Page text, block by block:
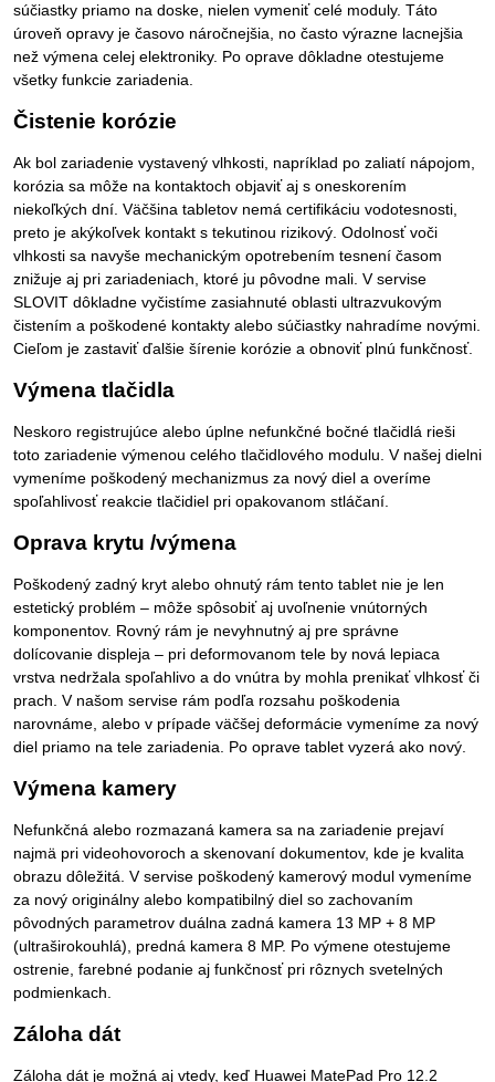
súčiastky priamo na doske, nielen vymeniť celé moduly. Táto
úroveň opravy je časovo náročnejšia, no často výrazne lacnejšia
než výmena celej elektroniky. Po oprave dôkladne otestujeme
všetky funkcie zariadenia.
Čistenie korózie
Ak bol zariadenie vystavený vlhkosti, napríklad po zaliatí nápojom,
korózia sa môže na kontaktoch objaviť aj s oneskorením
niekoľkých dní. Väčšina tabletov nemá certifikáciu vodotesnosti,
preto je akýkoľvek kontakt s tekutinou rizikový. Odolnosť voči
vlhkosti sa navyše mechanickým opotrebením tesnení časom
znižuje aj pri zariadeniach, ktoré ju pôvodne mali. V servise
SLOVIT dôkladne vyčistíme zasiahnuté oblasti ultrazvukovým
čistením a poškodené kontakty alebo súčiastky nahradíme novými.
Cieľom je zastaviť ďalšie šírenie korózie a obnoviť plnú funkčnosť.
Výmena tlačidla
Neskoro registrujúce alebo úplne nefunkčné bočné tlačidlá rieši
toto zariadenie výmenou celého tlačidlového modulu. V našej dielni
vymeníme poškodený mechanizmus za nový diel a overíme
spoľahlivosť reakcie tlačidiel pri opakovanom stláčaní.
Oprava krytu /výmena
Poškodený zadný kryt alebo ohnutý rám tento tablet nie je len
estetický problém – môže spôsobiť aj uvoľnenie vnútorných
komponentov. Rovný rám je nevyhnutný aj pre správne
dolícovanie displeja – pri deformovanom tele by nová lepiaca
vrstva nedržala spoľahlivo a do vnútra by mohla prenikať vlhkosť či
prach. V našom servise rám podľa rozsahu poškodenia
narovnáme, alebo v prípade väčšej deformácie vymeníme za nový
diel priamo na tele zariadenia. Po oprave tablet vyzerá ako nový.
Výmena kamery
Nefunkčná alebo rozmazaná kamera sa na zariadenie prejaví
najmä pri videohovoroch a skenovaní dokumentov, kde je kvalita
obrazu dôležitá. V servise poškodený kamerový modul vymeníme
za nový originálny alebo kompatibilný diel so zachovaním
pôvodných parametrov duálna zadná kamera 13 MP + 8 MP
(ultraširokouhlá), predná kamera 8 MP. Po výmene otestujeme
ostrenie, farebné podanie aj funkčnosť pri rôznych svetelných
podmienkach.
Záloha dát
Záloha dát je možná aj vtedy, keď Huawei MatePad Pro 12.2